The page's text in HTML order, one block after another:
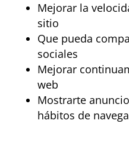
Mejorar la
sitio
Que pueda
sociales
Mejorar
web
Mostrarte
hábitos de